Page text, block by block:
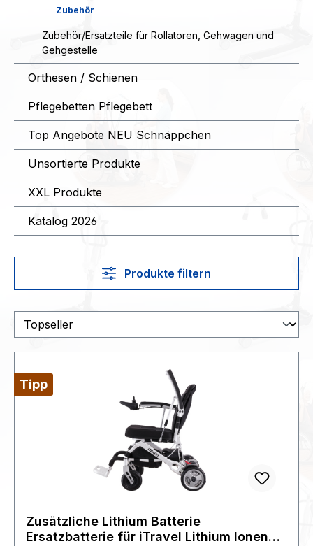
Zubehör
Zubehör/Ersatzteile für Rollatoren, Gehwagen und
Gehgestelle
Orthesen / Schienen
Pflegebetten Pflegebett
Top Angebote NEU Schnäppchen
Unsortierte Produkte
XXL Produkte
Katalog 2026
Produkte filtern
Tipp
Zusätzliche Lithium Batterie
Ersatzbatterie für iTravel Lithium Ionen